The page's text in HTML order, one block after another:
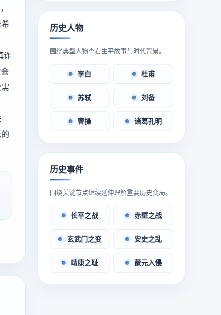
诈
历史人物
围绕典型人物查看生平故事与时代背景。
李白 杜甫
苏轼 刘备
曹操 诸葛孔明
历史事件
围绕关键节点继续延伸理解重要历史变局。
长平之战 赤壁之战
玄武门之变 安史之乱
靖康之耻 蒙元入侵